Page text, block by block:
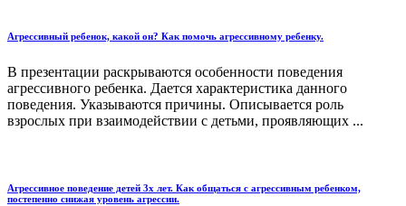
Агрессивный ребенок, какой он? Как помочь агрессивному ребенку.
В презентации раскрываются особенности поведения
агрессивного ребенка. Дается характеристика данного
поведения. Указываются причины. Описывается роль
взрослых при взаимодействии с детьми, проявляющих ...
Агрессивное поведение детей 3х лет. Как общаться с агрессивным ребенком,
постепенно снижая уровень агрессии.